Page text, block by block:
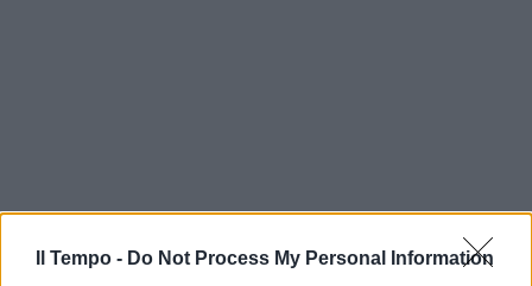
Il Tempo - Do Not Process My Personal Information